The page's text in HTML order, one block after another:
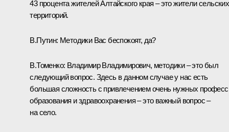
43 процента жителей Алтайского края – это жители сельских
территорий.
В.Путин: Методики Вас беспокоят, да?
В.Томенко: Владимир Владимирович, методики – это был
следующий вопрос. Здесь в данном случае у нас есть
большая сложность с привлечением очень нужных
образования и здравоохранения – это важный вопрос –
на село.